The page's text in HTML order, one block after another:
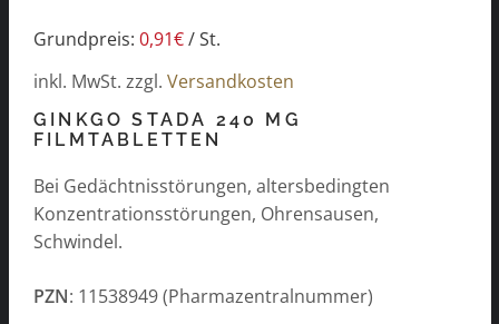
Grundpreis: 0,91€/St.
inkl. MwSt. zzgl. Versandkosten
GINKGO STADA 240 MG
FILMTABLETTEN
Bei Gedächtnisstörungen, altersbedingten
Konzentrationsstörungen, Ohrensausen,
Schwindel.
PZN: 11538949 (Pharmazentralnummer)